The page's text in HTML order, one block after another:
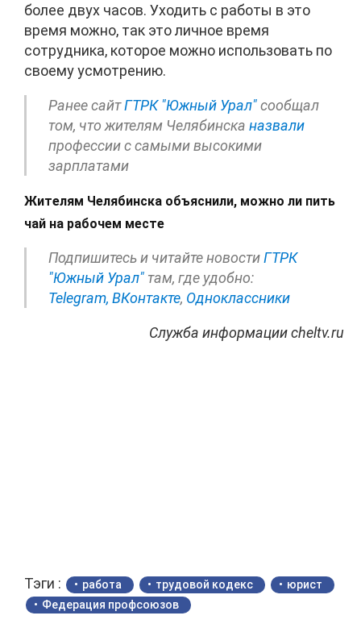
более двух часов. Уходить с работы в это
время можно, так это личное время
сотрудника, которое можно использовать по
своему усмотрению.
Ранее сайтГТРК "Южный Урал"сообщал
том, что жителям Челябинска назвали
профессии с самыми высокими
зарплатами
Жителям Челябинска объяснили, можно ли пить
чай на рабочем месте
Подпишитесь и читайте новостиГТРК
"Южный Урал" там, где удобно:
Telegram, ВКонтакте, Одноклассники
Служба информации cheltv.ru
Тэги : работа трудовой кодекс
юрист
Федерация профсоюзов